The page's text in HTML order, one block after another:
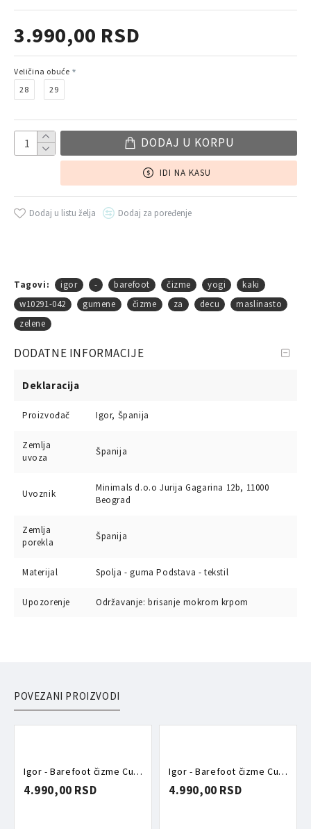
3.990,00 RSD
Veličina obuće
28
29
DODAJ U KORPU
IDI NA KASU
Dodaj u listu želja Dodaj za poređenje
Tagovi: igor - barefoot čizme yogi
kaki
w10291-042
gumene čizme za decu
maslinasto
zelene
DODATNE INFORMACIJE
Deklaracija
Proizvođač Igor, Španija
Zemlja
uvoza
Španija
Uvoznik
Minimals d.o.o Jurija Gagarina 12b, 11000
Beograd
Zemlja
porekla
Španija
Materijal Spolja - guma Podstava - tekstil
Upozorenje Održavanje: brisanje mokrom krpom
POVEZANI PROIZVODI
Igor - Barefoot čizme Cuello Elmwood
4.990,00 RSD
Igor - Barefoot čizme Cuello Petroleo
4.990,00 RSD